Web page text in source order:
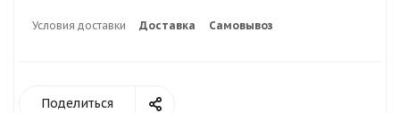
Условия доставки Доставка Самовывоз
Поделиться